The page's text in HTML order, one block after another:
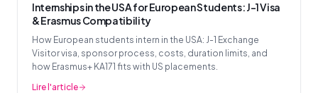
Internships in the USA for European Students: J-1 Visa
& Erasmus Compatibility
How European students intern in the USA: J-1 Exchange
Visitor visa, sponsor process, costs, duration limits, and
how Erasmus+ KA171 fits with US placements.
Lire l'article